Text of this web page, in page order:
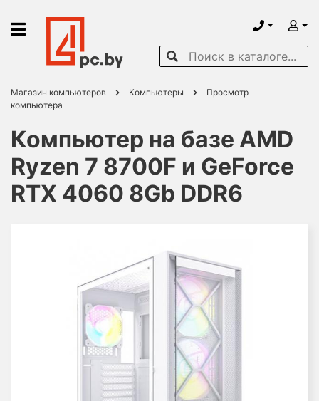
Магазин компьютеров Компьютеры
Просмотр
компьютера
Компьютер на базе AMD
Ryzen 7 8700F и GeForce
RTX 4060 8Gb DDR6